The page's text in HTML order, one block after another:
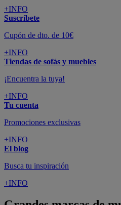
+INFO
Suscríbete
Cupón de dto. de 10€
+INFO
Tiendas de sofás y muebles
¡Encuentra la tuya!
+INFO
Tu cuenta
Promociones exclusivas
+INFO
El blog
Busca tu inspiración
+INFO